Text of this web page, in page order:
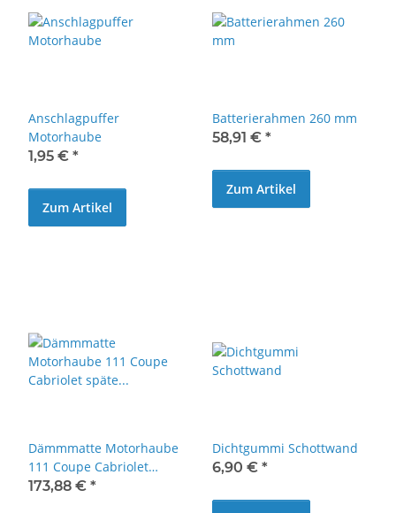
Anschlagpuffer
Motorhaube
1,95 € *
Zum Artikel
Batterierahmen 260 mm
58,91 € *
Zum Artikel
Dämmmatte Motorhaube
111 Coupe Cabriolet
späte Ausführung
173,88 € *
Dichtgummi Schottwand
6,90 € *